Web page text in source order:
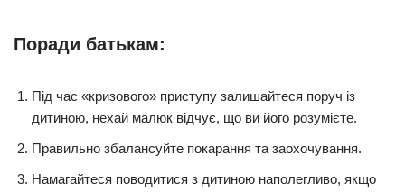
Поради батькам:
Під час «кризового» приступу залишайтеся поруч із
дитиною, нехай малюк відчує, що ви його розумієте.
Правильно збалансуйте покарання та заохочування.
Намагайтеся поводитися з дитиною наполегливо, якщо